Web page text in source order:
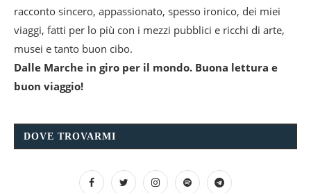
racconto sincero, appassionato, spesso ironico, dei miei
viaggi, fatti per lo più con i mezzi pubblici e ricchi di arte,
musei e tanto buon cibo.
Dalle Marche in giro per il mondo. Buona lettura e
buon viaggio!
DOVE TROVARMI